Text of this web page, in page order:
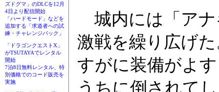
ズドグマ」のDLCを12月
4日より配信開始
「ハードモード」などを
追加する「求道者への試
練・チャレンジパック」
「ドラゴンクエストX」
がTSUTAYAでレンタル
開始
7泊8日無料レンタル、特
別価格でのコード販売を
実施
城内には「アナ
激戦を繰り広げ
すがに装備がよ
うちに倒されて